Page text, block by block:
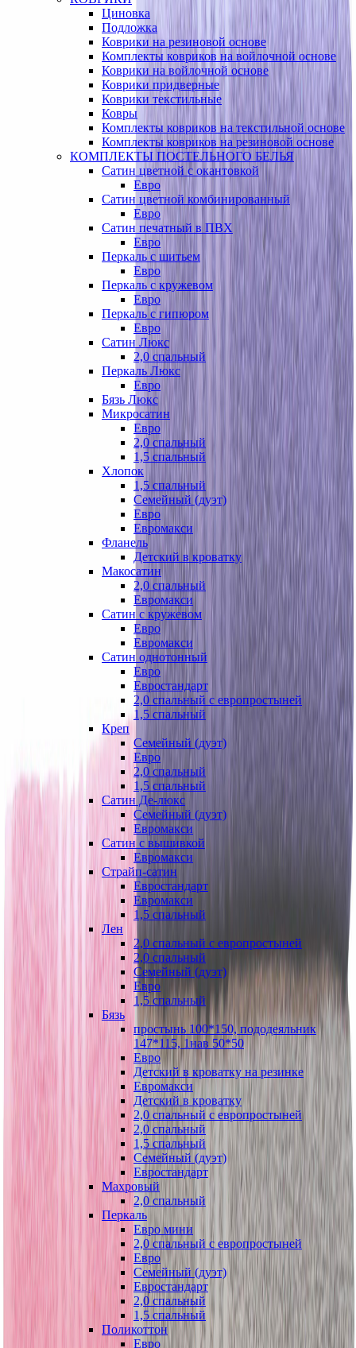
Циновка
Подложка
Коврики на резиновой основе
Комплекты ковриков на войлочной основе
Коврики на войлочной основе
Коврики придверные
Коврики текстильные
Ковры
Комплекты ковриков на текстильной основе
Комплекты ковриков на резиновой основе
КОМПЛЕКТЫ ПОСТЕЛЬНОГО БЕЛЬЯ
Сатин цветной с окантовкой
Евро
Сатин цветной комбинированный
Евро
Сатин печатный в ПВХ
Евро
Перкаль с шитьем
Евро
Перкаль с кружевом
Евро
Перкаль с гипюром
Евро
Сатин Люкс
2,0 спальный
Перкаль Люкс
Евро
Бязь Люкс
Микросатин
Евро
2,0 спальный
1,5 спальный
Хлопок
1,5 спальный
Семейный (дуэт)
Евро
Евромакси
Фланель
Детский в кроватку
Макосатин
2,0 спальный
Евромакси
Сатин с кружевом
Евро
Евромакси
Сатин однотонный
Евро
Евростандарт
2,0 спальный с европростыней
1,5 спальный
Креп
Семейный (дуэт)
Евро
2,0 спальный
1,5 спальный
Сатин Де-люкс
Семейный (дуэт)
Евромакси
Сатин с вышивкой
Евромакси
Страйп-сатин
Евростандарт
Евромакси
1,5 спальный
Лен
2,0 спальный с европростыней
2,0 спальный
Семейный (дуэт)
Евро
1,5 спальный
Бязь
простынь 100*150, пододеяльник
147*115, 1нав 50*50
Евро
Детский в кроватку на резинке
Евромакси
Детский в кроватку
2,0 спальный с европростыней
2,0 спальный
1,5 спальный
Семейный (дуэт)
Евростандарт
Махровый
2,0 спальный
Перкаль
Евро мини
2,0 спальный с европростыней
Евро
Семейный (дуэт)
Евростандарт
2,0 спальный
1,5 спальный
Поликоттон
Евро